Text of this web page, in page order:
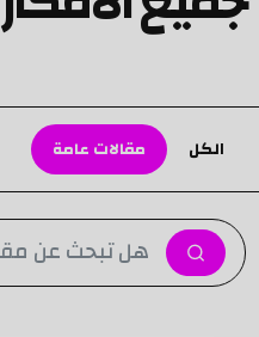
الكل مقالات عامة